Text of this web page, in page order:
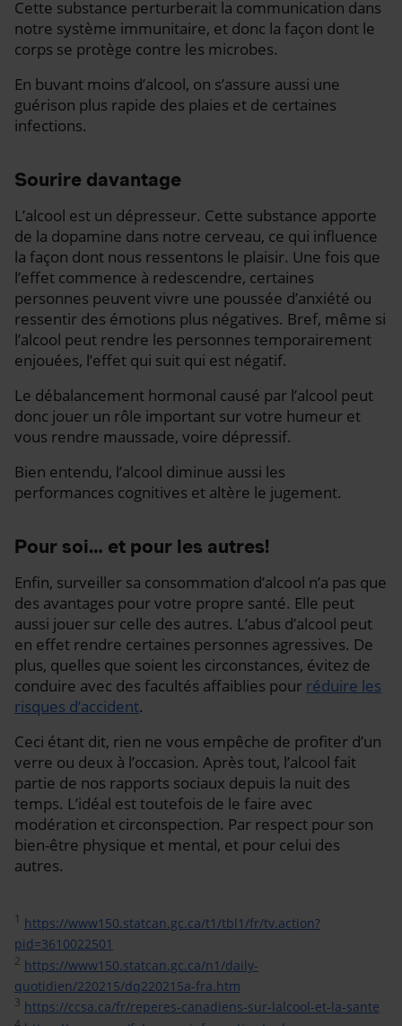
Cette substance perturberait la communication dans
notre système immunitaire, et donc la façon dont le
corps se protège contre les microbes.
En buvant moins d’alcool, on s’assure aussi une
guérison plus rapide des plaies et de certaines
infections.
Sourire davantage
L’alcool est un dépresseur. Cette substance apporte
de la dopamine dans notre cerveau, ce qui influence
la façon dont nous ressentons le plaisir. Une fois que
l’effet commence à redescendre, certaines
personnes peuvent vivre une poussée d’anxiété ou
ressentir des émotions plus négatives. Bref, même si
l’alcool peut rendre les personnes temporairement
enjouées, l’effet qui suit qui est négatif.
Le débalancement hormonal causé par l’alcool peut
donc jouer un rôle important sur votre humeur et
vous rendre maussade, voire dépressif.
Bien entendu, l’alcool diminue aussi les
performances cognitives et altère le jugement.
Pour soi… et pour les autres!
Enfin, surveiller sa consommation d’alcool n’a pas que
des avantages pour votre propre santé. Elle peut
aussi jouer sur celle des autres. L’abus d’alcool peut
en effet rendre certaines personnes agressives. De
plus, quelles que soient les circonstances, évitez de
conduire avec des facultés affaiblies pour réduire les
risques d’accident.
Ceci étant dit, rien ne vous empêche de profiter d’un
verre ou deux à l’occasion. Après tout, l’alcool fait
partie de nos rapports sociaux depuis la nuit des
temps. L’idéal est toutefois de le faire avec
modération et circonspection. Par respect pour son
bien-être physique et mental, et pour celui des
autres.
1 https://www150.statcan.gc.ca/t1/tbl1/fr/tv.action?
pid=3610022501
2 https://www150.statcan.gc.ca/n1/daily-
quotidien/220215/dq220215a-fra.htm
3 https://ccsa.ca/fr/reperes-canadiens-sur-lalcool-et-la-sante